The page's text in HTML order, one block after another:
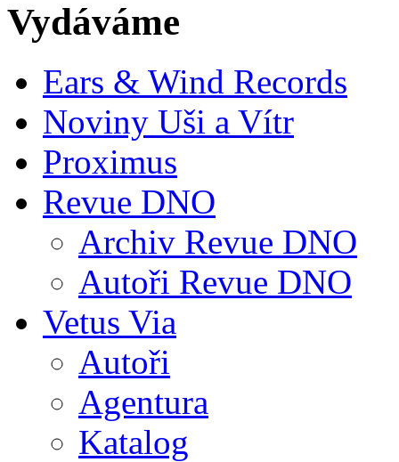
Vydáváme
Ears & Wind Records
Noviny Uši a Vítr
Proximus
Revue DNO
Archiv Revue DNO
Autoři Revue DNO
Vetus Via
Autoři
Agentura
Katalog